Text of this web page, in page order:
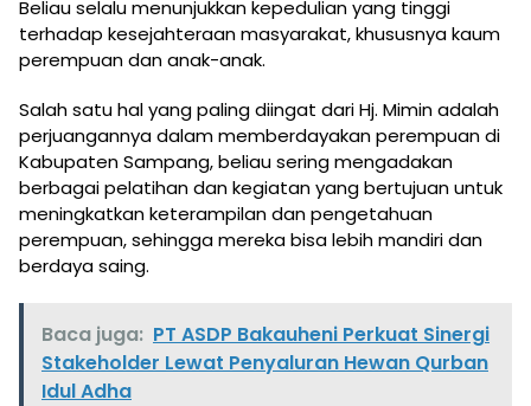
Beliau selalu menunjukkan kepedulian yang tinggi
terhadap kesejahteraan masyarakat, khususnya kaum
perempuan dan anak-anak.
Salah satu hal yang paling diingat dari Hj. Mimin adalah
perjuangannya dalam memberdayakan perempuan di
Kabupaten Sampang, beliau sering mengadakan
berbagai pelatihan dan kegiatan yang bertujuan untuk
meningkatkan keterampilan dan pengetahuan
perempuan, sehingga mereka bisa lebih mandiri dan
berdaya saing.
Baca juga: PT ASDP Bakauheni Perkuat Sinergi
Stakeholder Lewat Penyaluran Hewan Qurban
Idul Adha